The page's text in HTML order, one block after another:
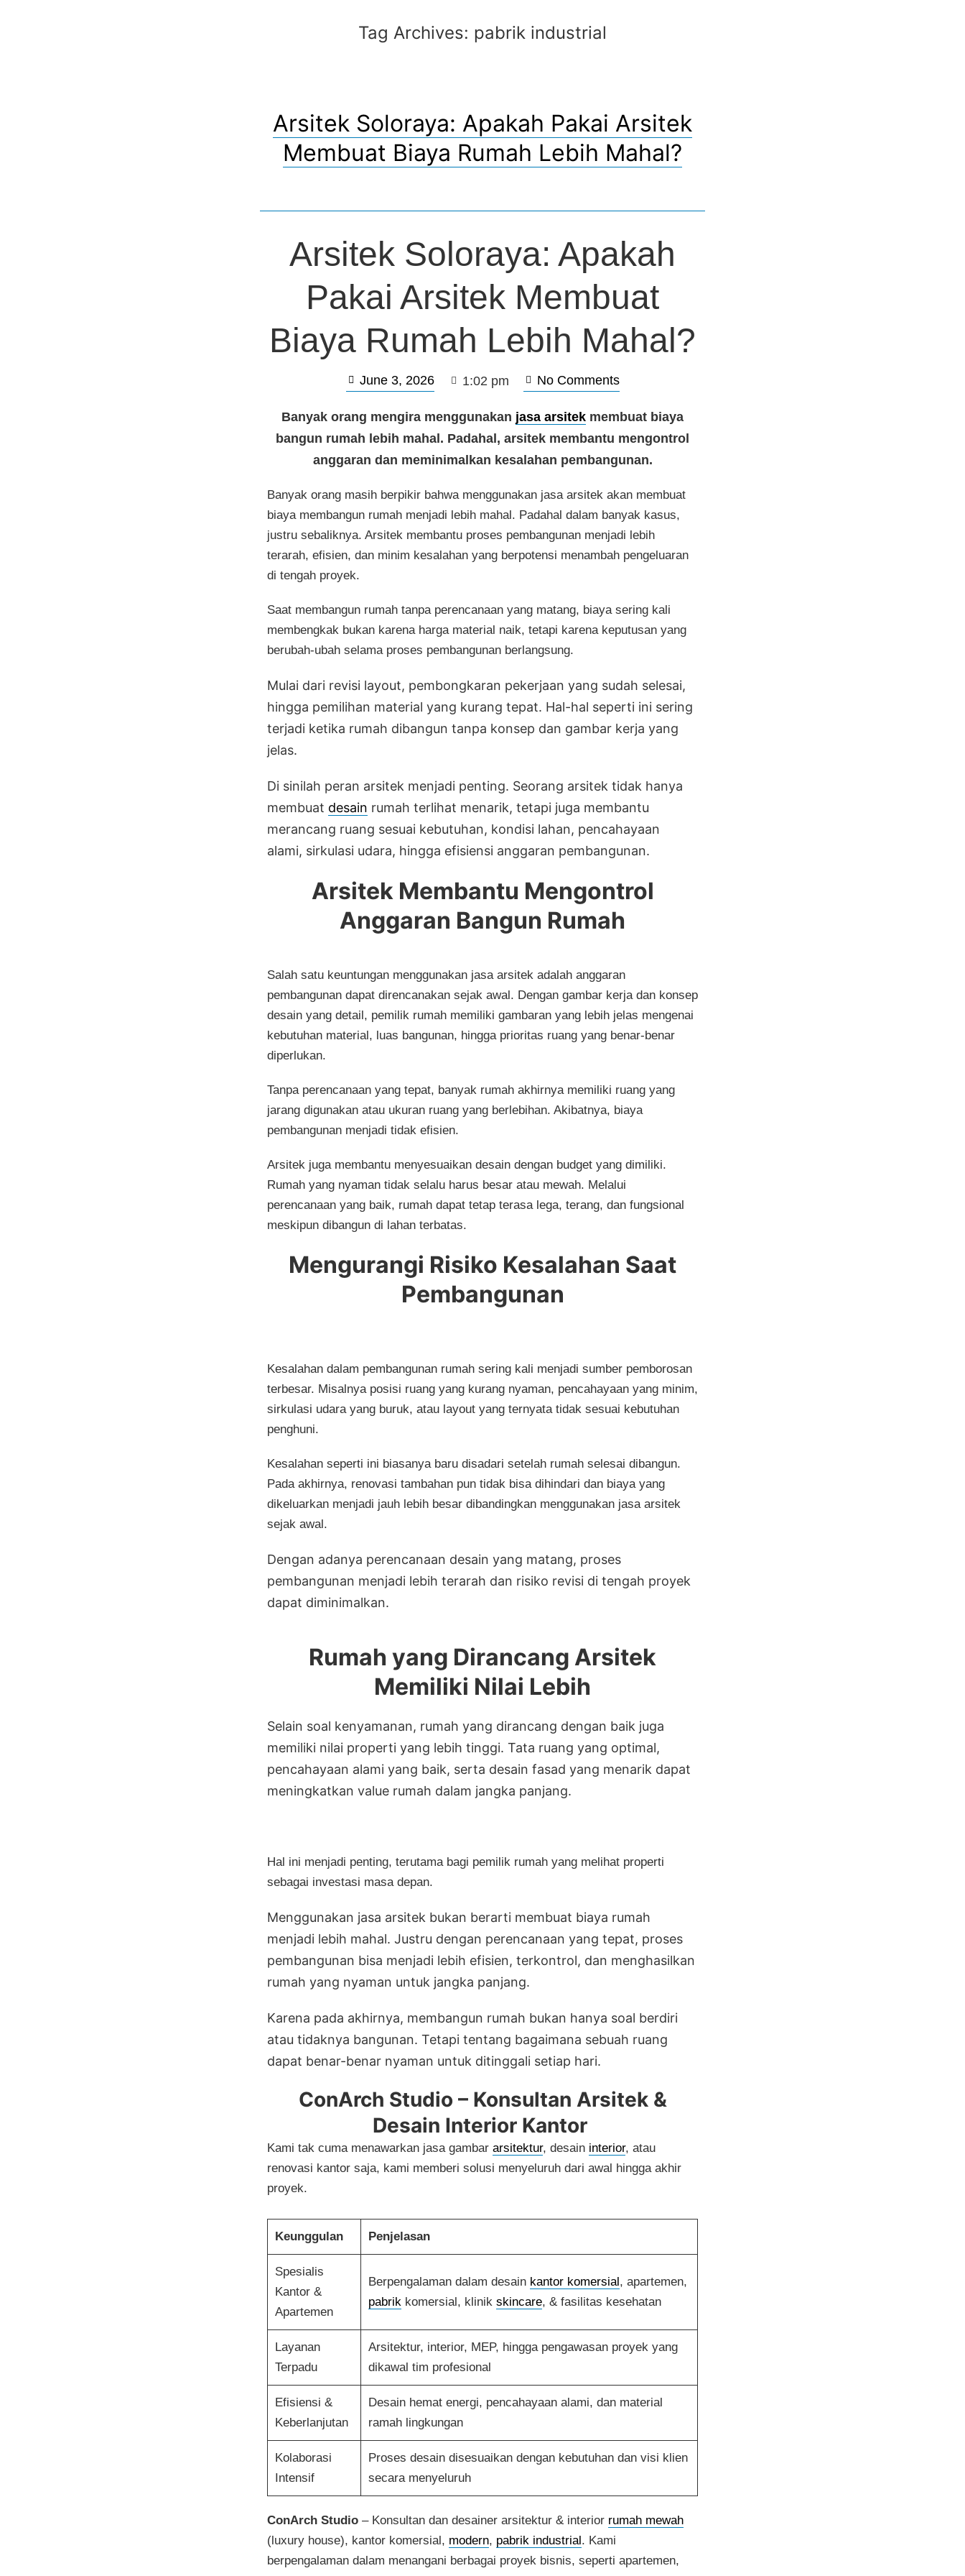
Tag Archives: pabrik industrial
Arsitek Soloraya: Apakah Pakai Arsitek
Membuat Biaya Rumah Lebih Mahal?
Arsitek Soloraya: Apakah
Pakai Arsitek Membuat
Biaya Rumah Lebih Mahal?
June 3, 2026 1:02 pm No Comments
Banyak orang mengira menggunakan jasa arsitek membuat biaya
bangun rumah lebih mahal. Padahal, arsitek membantu mengontrol
anggaran dan meminimalkan kesalahan pembangunan.
Banyak orang masih berpikir bahwa menggunakan jasa arsitek akan membuat
biaya membangun rumah menjadi lebih mahal. Padahal dalam banyak kasus,
justru sebaliknya. Arsitek membantu proses pembangunan menjadi lebih
terarah, efisien, dan minim kesalahan yang berpotensi menambah pengeluaran
di tengah proyek.
Saat membangun rumah tanpa perencanaan yang matang, biaya sering kali
membengkak bukan karena harga material naik, tetapi karena keputusan yang
berubah-ubah selama proses pembangunan berlangsung.
Mulai dari revisi layout, pembongkaran pekerjaan yang sudah selesai,
hingga pemilihan material yang kurang tepat. Hal-hal seperti ini sering
terjadi ketika rumah dibangun tanpa konsep dan gambar kerja yang
jelas.
Di sinilah peran arsitek menjadi penting. Seorang arsitek tidak hanya
membuat desain rumah terlihat menarik, tetapi juga membantu
merancang ruang sesuai kebutuhan, kondisi lahan, pencahayaan
alami, sirkulasi udara, hingga efisiensi anggaran pembangunan.
Arsitek Membantu Mengontrol
Anggaran Bangun Rumah
Salah satu keuntungan menggunakan jasa arsitek adalah anggaran
pembangunan dapat direncanakan sejak awal. Dengan gambar kerja dan konsep
desain yang detail, pemilik rumah memiliki gambaran yang lebih jelas mengenai
kebutuhan material, luas bangunan, hingga prioritas ruang yang benar-benar
diperlukan.
Tanpa perencanaan yang tepat, banyak rumah akhirnya memiliki ruang yang
jarang digunakan atau ukuran ruang yang berlebihan. Akibatnya, biaya
pembangunan menjadi tidak efisien.
Arsitek juga membantu menyesuaikan desain dengan budget yang dimiliki.
Rumah yang nyaman tidak selalu harus besar atau mewah. Melalui
perencanaan yang baik, rumah dapat tetap terasa lega, terang, dan fungsional
meskipun dibangun di lahan terbatas.
Mengurangi Risiko Kesalahan Saat
Pembangunan
Kesalahan dalam pembangunan rumah sering kali menjadi sumber pemborosan
terbesar. Misalnya posisi ruang yang kurang nyaman, pencahayaan yang minim,
sirkulasi udara yang buruk, atau layout yang ternyata tidak sesuai kebutuhan
penghuni.
Kesalahan seperti ini biasanya baru disadari setelah rumah selesai dibangun.
Pada akhirnya, renovasi tambahan pun tidak bisa dihindari dan biaya yang
dikeluarkan menjadi jauh lebih besar dibandingkan menggunakan jasa arsitek
sejak awal.
Dengan adanya perencanaan desain yang matang, proses
pembangunan menjadi lebih terarah dan risiko revisi di tengah proyek
dapat diminimalkan.
Rumah yang Dirancang Arsitek
Memiliki Nilai Lebih
Selain soal kenyamanan, rumah yang dirancang dengan baik juga
memiliki nilai properti yang lebih tinggi. Tata ruang yang optimal,
pencahayaan alami yang baik, serta desain fasad yang menarik dapat
meningkatkan value rumah dalam jangka panjang.
Hal ini menjadi penting, terutama bagi pemilik rumah yang melihat properti
sebagai investasi masa depan.
Menggunakan jasa arsitek bukan berarti membuat biaya rumah
menjadi lebih mahal. Justru dengan perencanaan yang tepat, proses
pembangunan bisa menjadi lebih efisien, terkontrol, dan menghasilkan
rumah yang nyaman untuk jangka panjang.
Karena pada akhirnya, membangun rumah bukan hanya soal berdiri
atau tidaknya bangunan. Tetapi tentang bagaimana sebuah ruang
dapat benar-benar nyaman untuk ditinggali setiap hari.
ConArch Studio – Konsultan Arsitek &
Desain Interior Kantor
Kami tak cuma menawarkan jasa gambar arsitektur, desain interior, atau
renovasi kantor saja, kami memberi solusi menyeluruh dari awal hingga akhir
proyek.
Keunggulan Penjelasan
Spesialis
Kantor &
Apartemen
Berpengalaman dalam desain kantor komersial, apartemen,
pabrik komersial, klinik skincare, & fasilitas kesehatan
Layanan
Terpadu
Arsitektur, interior, MEP, hingga pengawasan proyek yang
dikawal tim profesional
Efisiensi &
Keberlanjutan
Desain hemat energi, pencahayaan alami, dan material
ramah lingkungan
Kolaborasi
Intensif
Proses desain disesuaikan dengan kebutuhan dan visi klien
secara menyeluruh
ConArch Studio – Konsultan dan desainer arsitektur & interior rumah mewah
(luxury house), kantor komersial, modern, pabrik industrial. Kami
berpengalaman dalam menangani berbagai proyek bisnis, seperti apartemen,